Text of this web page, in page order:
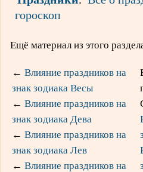
гороскоп
Ещё материал из этого
← Влияние праздников на
знак зодиака Весы
← Влияние праздников на
знак зодиака Дева
← Влияние праздников на
знак зодиака Лев
← Влияние праздников на